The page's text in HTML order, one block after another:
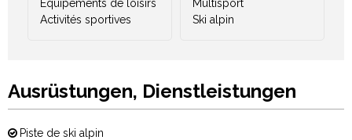
Equipements de loisirs
Activités sportives
Multisport
Ski alpin
Ausrüstungen, Dienstleistungen
Piste de ski alpin